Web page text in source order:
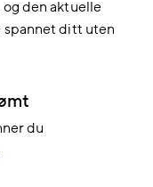
den aktuelle
spannet ditt uten
du